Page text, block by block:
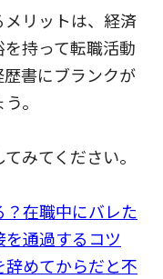
リットは、経済
持って転職活動
書にブランクが
。
みてください。
在職中にバレた
通過するコツ
めてからだと不